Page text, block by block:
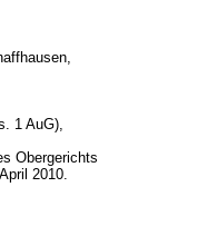
1 AuG),
Obergerichts
2010.